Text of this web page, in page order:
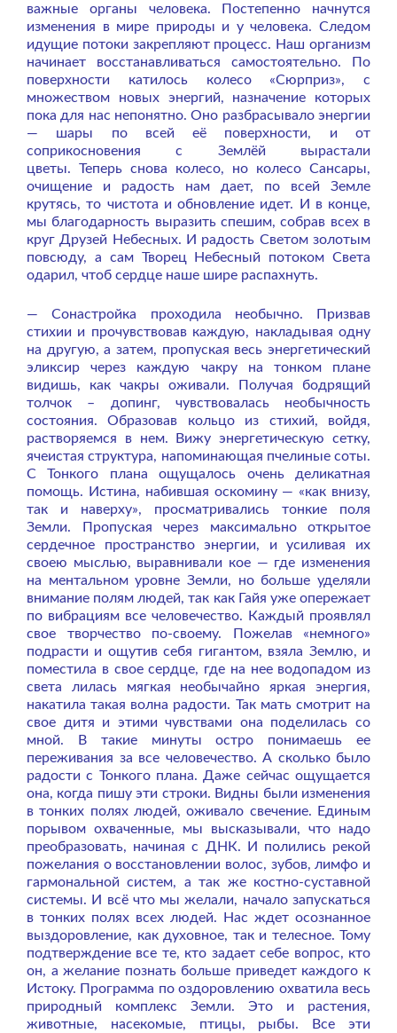
важные органы человека. Постепенно начнутся
изменения в мире природы и у человека. Следом
идущие потоки закрепляют процесс. Наш организм
начинает восстанавливаться самостоятельно.
По
поверхности катилось колесо «Сюрприз», с
множеством новых энергий, назначение которых
пока для нас непонятно. Оно разбрасывало энергии
— шары по всей её поверхности, и от
соприкосновения с Землёй вырастали
цветы. Теперь снова колесо, но колесо Сансары,
очищение и радость нам дает, по всей Земле
крутясь, то чистота и обновление идет.
И в конце,
мы благодарность выразить спешим, собрав всех в
круг Друзей Небесных. И радость Светом золотым
повсюду, а сам Творец Небесный потоком Света
одарил, чтоб сердце наше шире распахнуть.
— Сонастройка проходила необычно. Призвав
стихии и прочувствовав каждую, накладывая одну
на другую, а затем, пропуская весь энергетический
эликсир через каждую чакру на тонком плане
видишь, как чакры оживали. Получая бодрящий
толчок – допинг, чувствовалась необычность
состояния. Образовав кольцо из стихий, войдя,
растворяемся в нем. Вижу энергетическую сетку,
ячеистая структура, напоминающая пчелиные соты.
С Тонкого плана ощущалось очень деликатная
помощь. Истина, набившая оскомину — «как внизу,
так и наверху», просматривались тонкие поля
Земли. Пропуская через максимально открытое
сердечное пространство энергии, и усиливая их
своею мыслью, выравнивали кое — где изменения
на ментальном уровне Земли, но больше уделяли
внимание полям людей, так как Гайя уже опережает
по вибрациям все человечество. Каждый проявлял
свое творчество по-своему. Пожелав «немного»
подрасти и ощутив себя гигантом, взяла Землю, и
поместила в свое сердце, где на нее водопадом из
света лилась мягкая необычайно яркая энергия,
накатила такая волна радости. Так мать смотрит на
свое дитя и этими чувствами она поделилась со
мной. В такие минуты остро понимаешь ее
переживания за все человечество. А сколько было
радости с Тонкого плана. Даже сейчас ощущается
она, когда пишу эти строки. Видны были изменения
в тонких полях людей, оживало свечение. Единым
порывом охваченные, мы высказывали, что надо
преобразовать, начиная с ДНК. И полились рекой
пожелания о восстановлении волос, зубов, лимфо и
гармональной систем, а так же костно-суставной
системы. И всё что мы желали, начало запускаться
в тонких полях всех людей. Нас ждет осознанное
выздоровление, как духовное, так и телесное. Тому
подтверждение все те, кто задает себе вопрос, кто
он, а желание познать больше приведет каждого к
Истоку. Программа по оздоровлению охватила весь
природный комплекс Земли. Это и растения,
животные, насекомые, птицы, рыбы. Все эти